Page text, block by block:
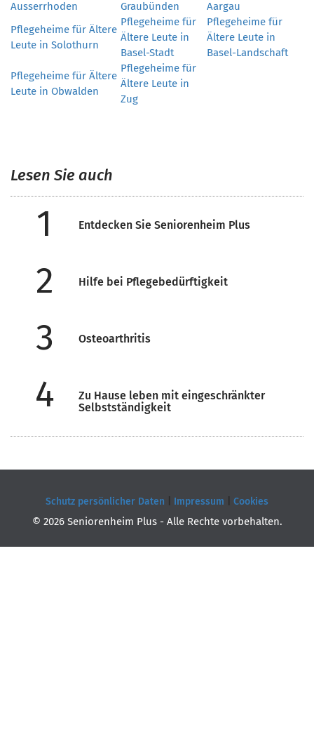
Ausserrhoden Graubünden
Aargau
Pflegeheime für Ältere
Leute in Solothurn
Pflegeheime für
Ältere Leute in
Basel-Stadt
Pflegeheime für
Ältere Leute in
Basel-Landschaft
Pflegeheime für Ältere
Leute in Obwalden
Pflegeheime für
Ältere Leute in
Zug
Lesen Sie auch
1 Entdecken Sie Seniorenheim Plus
2 Hilfe bei Pflegebedürftigkeit
3 Osteoarthritis
4
Zu Hause leben mit eingeschränkter
Selbstständigkeit
Schutz persönlicher Daten Impressum Cookies
© 2026 Seniorenheim Plus - Alle Rechte vorbehalten.